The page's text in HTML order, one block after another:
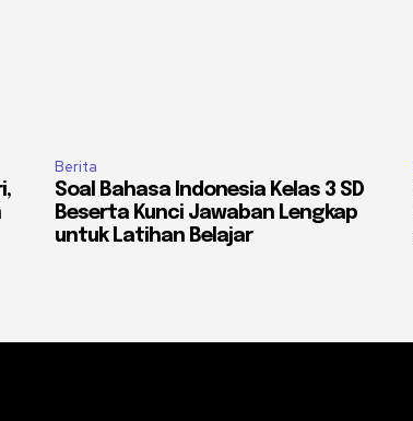
Berita
Soal Bahasa Indonesia Kelas 3 SD
Beserta Kunci Jawaban Lengkap
untuk Latihan Belajar